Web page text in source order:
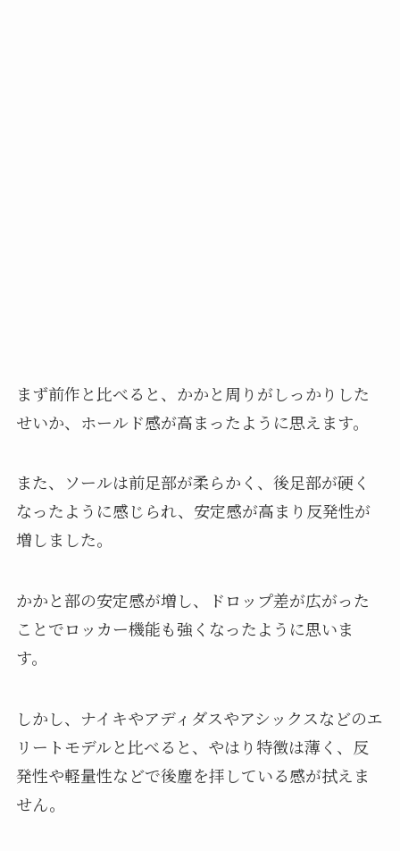
まず前作と比べると、かかと周りがしっかりした
せいか、ホールド感が高まったように思えます。
また、ソールは前足部が柔らかく、後足部が硬く
なったように感じられ、安定感が高まり反発性が
増しました。
かかと部の安定感が増し、ドロップ差が広がった
ことでロッカー機能も強くなったように思いま
す。
しかし、ナイキやアディダスやアシックスなどのエ
リートモデルと比べると、やはり特徴は薄く、反
発性や軽量性などで後塵を拝している感が拭えま
せん。